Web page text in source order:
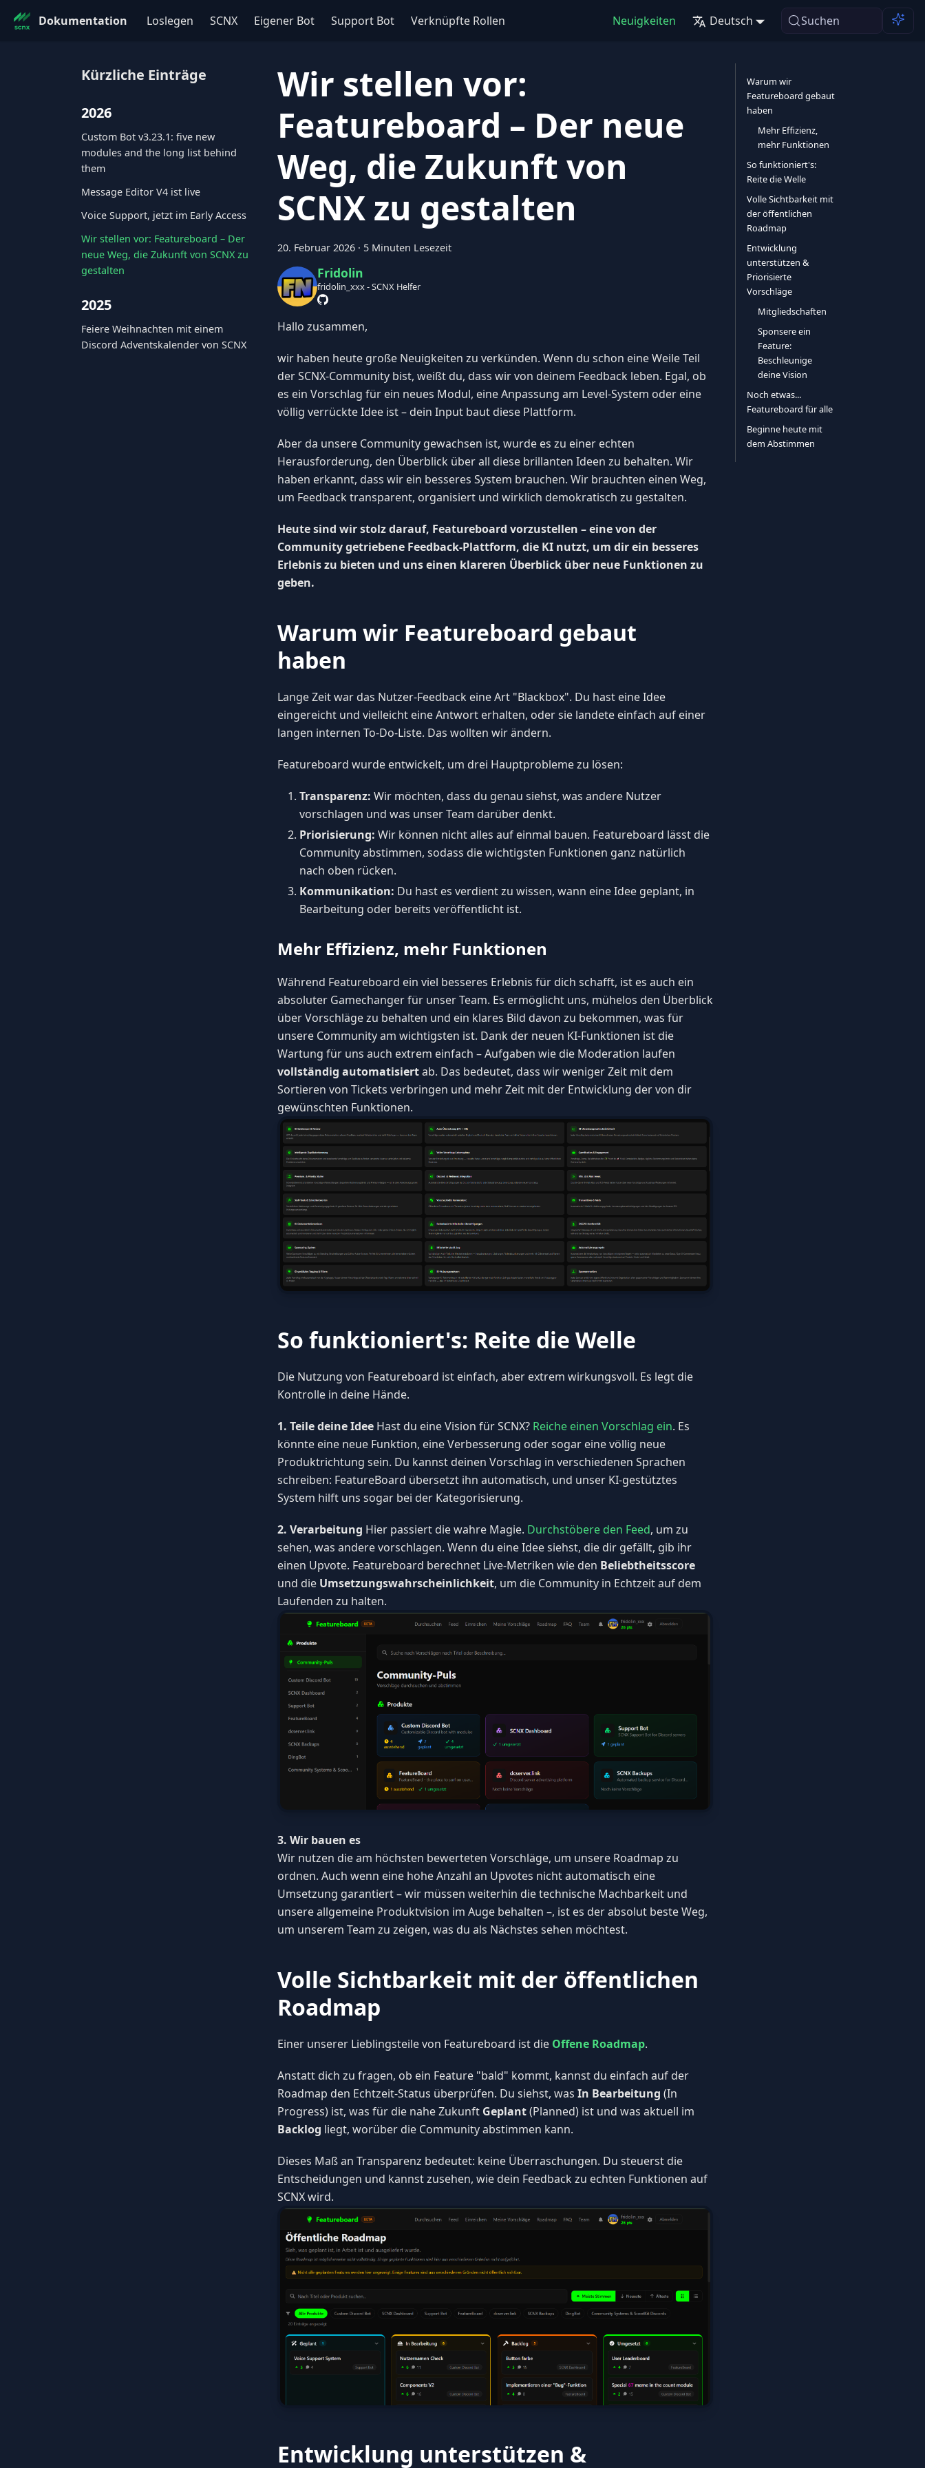
Dokumentation Loslegen SCNX Eigener Bot Support Bot Verknüpfte Rollen Neuigkeiten Deutsch Suchen
Kürzliche Einträge
2026
Custom Bot v3.23.1: five new
modules and the long list behind
them
Message Editor V4 ist live
Voice Support, jetzt im Early Access
Wir stellen vor: Featureboard – Der
neue Weg, die Zukunft von SCNX zu
gestalten
2025
Feiere Weihnachten mit einem
Discord Adventskalender von SCNX
Wir stellen vor:
Featureboard – Der neue
Weg, die Zukunft von
SCNX zu gestalten
20. Februar 2026 · 5 Minuten Lesezeit
Fridolin
fridolin_xxx - SCNX Helfer
Hallo zusammen,
wir haben heute große Neuigkeiten zu verkünden. Wenn du schon eine Weile Teil
der SCNX-Community bist, weißt du, dass wir von deinem Feedback leben. Egal, ob
es ein Vorschlag für ein neues Modul, eine Anpassung am Level-System oder eine
völlig verrückte Idee ist – dein Input baut diese Plattform.
Aber da unsere Community gewachsen ist, wurde es zu einer echten
Herausforderung, den Überblick über all diese brillanten Ideen zu behalten. Wir
haben erkannt, dass wir ein besseres System brauchen. Wir brauchten einen Weg,
um Feedback transparent, organisiert und wirklich demokratisch zu gestalten.
Heute sind wir stolz darauf, Featureboard vorzustellen – eine von der
Community getriebene Feedback-Plattform, die KI nutzt, um dir ein besseres
Erlebnis zu bieten und uns einen klareren Überblick über neue Funktionen zu
geben.
Warum wir Featureboard gebaut
haben
Lange Zeit war das Nutzer-Feedback eine Art "Blackbox". Du hast eine Idee
eingereicht und vielleicht eine Antwort erhalten, oder sie landete einfach auf einer
langen internen To-Do-Liste. Das wollten wir ändern.
Featureboard wurde entwickelt, um drei Hauptprobleme zu lösen:
Transparenz: Wir möchten, dass du genau siehst, was andere Nutzer
vorschlagen und was unser Team darüber denkt.
Priorisierung: Wir können nicht alles auf einmal bauen. Featureboard lässt die
Community abstimmen, sodass die wichtigsten Funktionen ganz natürlich
nach oben rücken.
Kommunikation: Du hast es verdient zu wissen, wann eine Idee geplant, in
Bearbeitung oder bereits veröffentlicht ist.
Mehr Effizienz, mehr Funktionen
Während Featureboard ein viel besseres Erlebnis für dich schafft, ist es auch ein
absoluter Gamechanger für unser Team. Es ermöglicht uns, mühelos den Überblick
über Vorschläge zu behalten und ein klares Bild davon zu bekommen, was für
unsere Community am wichtigsten ist. Dank der neuen KI-Funktionen ist die
Wartung für uns auch extrem einfach – Aufgaben wie die Moderation laufen
vollständig automatisiertab. Das bedeutet, dass wir weniger Zeit mit dem
Sortieren von Tickets verbringen und mehr Zeit mit der Entwicklung der von dir
gewünschten Funktionen.
So funktioniert's: Reite die Welle
Die Nutzung von Featureboard ist einfach, aber extrem wirkungsvoll. Es legt die
Kontrolle in deine Hände.
1. Teile deine Idee Hast du eine Vision für SCNX? Reiche einen Vorschlag ein. Es
könnte eine neue Funktion, eine Verbesserung oder sogar eine völlig neue
Produktrichtung sein. Du kannst deinen Vorschlag in verschiedenen Sprachen
schreiben: FeatureBoard übersetzt ihn automatisch, und unser KI-gestütztes
System hilft uns sogar bei der Kategorisierung.
2. Verarbeitung Hier passiert die wahre Magie. Durchstöbere den Feed, um zu
sehen, was andere vorschlagen. Wenn du eine Idee siehst, die dir gefällt, gib ihr
einen Upvote. Featureboard berechnet Live-Metriken wie den Beliebtheitsscore
und die Umsetzungswahrscheinlichkeit, um die Community in Echtzeit auf dem
Laufenden zu halten.
3. Wir bauen es
Wir nutzen die am höchsten bewerteten Vorschläge, um unsere Roadmap zu
ordnen. Auch wenn eine hohe Anzahl an Upvotes nicht automatisch eine
Umsetzung garantiert – wir müssen weiterhin die technische Machbarkeit und
unsere allgemeine Produktvision im Auge behalten –, ist es der absolut beste Weg,
um unserem Team zu zeigen, was du als Nächstes sehen möchtest.
Volle Sichtbarkeit mit der öffentlichen
Roadmap
Einer unserer Lieblingsteile von Featureboard ist die Offene Roadmap.
Anstatt dich zu fragen, ob ein Feature "bald" kommt, kannst du einfach auf der
Roadmap den Echtzeit-Status überprüfen. Du siehst, was In Bearbeitung (In
Progress) ist, was für die nahe Zukunft Geplant(Planned) ist und was aktuell im
Backlog liegt, worüber die Community abstimmen kann.
Dieses Maß an Transparenz bedeutet: keine Überraschungen. Du steuerst die
Entscheidungen und kannst zusehen, wie dein Feedback zu echten Funktionen auf
SCNX wird.
Entwicklung unterstützen &
Warum wir
Featureboard gebaut
haben
Mehr Effizienz,
mehr Funktionen
So funktioniert's:
Reite die Welle
Volle Sichtbarkeit mit
der öffentlichen
Roadmap
Entwicklung
unterstützen &
Priorisierte
Vorschläge
Mitgliedschaften
Sponsere ein
Feature:
Beschleunige
deine Vision
Noch etwas...
Featureboard für alle
Beginne heute mit
dem Abstimmen